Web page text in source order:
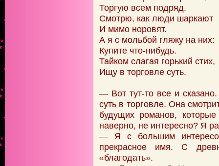
Торгую всем подряд.
Смотрю, как люди шаркают
И мимо норовят.
А я с мольбой гляжу на них:
Купите что-нибудь.
Тайком слагая горький стих,
Ищу в торговле суть.
— Вот тут-то все и
суть в торговле. Она
будущих романов,
наверно, не интересно? Я
— Я с большим
прекрасное имя. С
«благодать».